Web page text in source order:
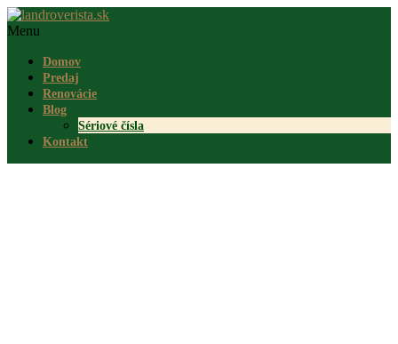
Menu
Domov
Predaj
Renovácie
Blog
Sériové čísla
Kontakt